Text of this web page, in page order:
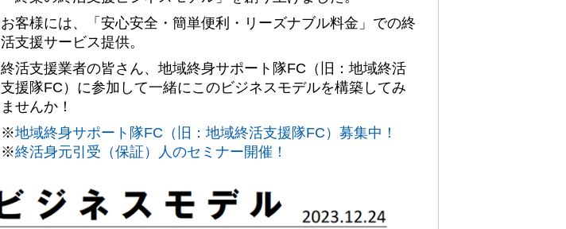
お客様には、「安心安全・簡単便利・リーズナブル料金」での終
活支援サービス提供。
終活支援業者の皆さん、地域終身サポート隊FC（旧：地域終活
支援隊FC）に参加して一緒にこのビジネスモデルを構築してみ
ませんか！
※地域終身サポート隊FC（旧：地域終活支援隊FC）募集中！
※終活身元引受（保証）人のセミナー開催！